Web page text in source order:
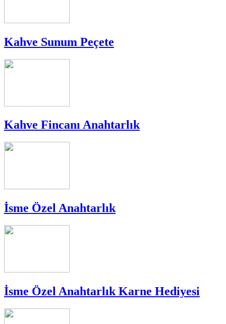
Kahve Sunum Peçete
Kahve Fincanı Anahtarlık
İsme Özel Anahtarlık
İsme Özel Anahtarlık Karne Hediyesi